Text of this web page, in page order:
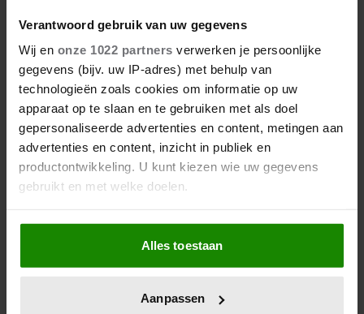
Verantwoord gebruik van uw gegevens
Wij en onze 1022 partners verwerken je persoonlijke
gegevens (bijv. uw IP-adres) met behulp van
technologieën zoals cookies om informatie op uw
apparaat op te slaan en te gebruiken met als doel
gepersonaliseerde advertenties en content, metingen aan
advertenties en content, inzicht in publiek en
productontwikkeling. U kunt kiezen wie uw gegevens
gebruikt en met welke doelen.
Als u het toestaat, willen we ook graag:
Informatie verzamelen over uw geografische
locatie, die tot een paar meter nauwkeurig kan zijn
scannen op specifieke eigenschappen (fingerprinting)
Alles toestaan
Aanpassen